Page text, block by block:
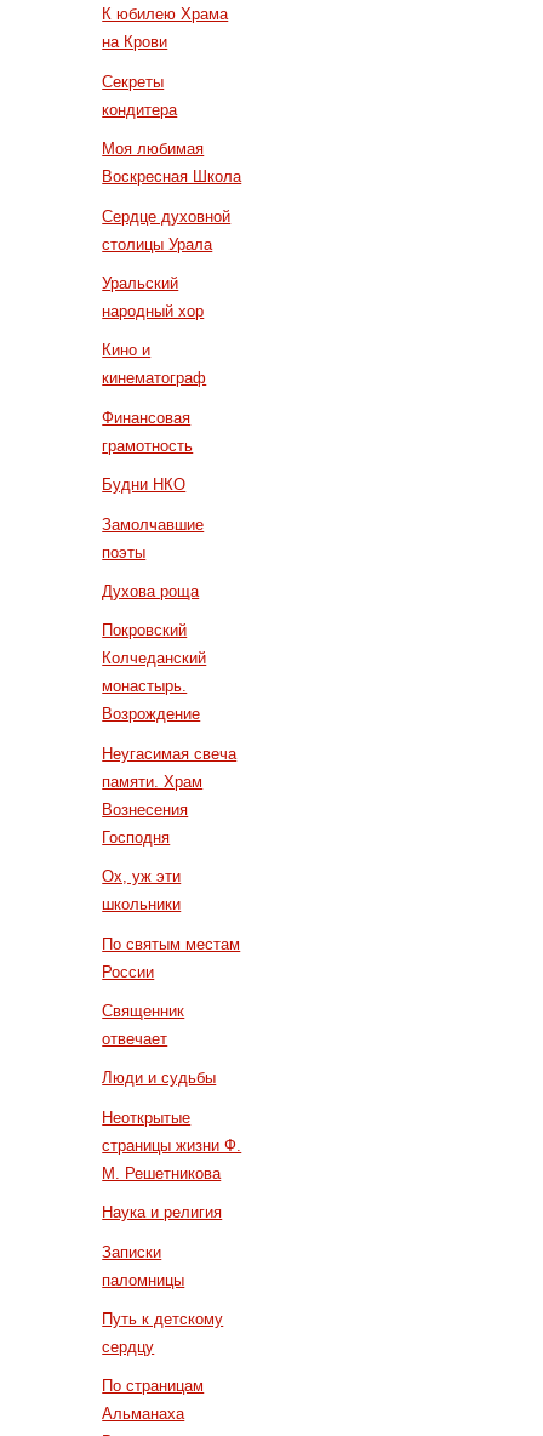
К юбилею Храма
на Крови
Секреты
кондитера
Моя любимая
Воскресная Школа
Сердце духовной
столицы Урала
Уральский
народный хор
Кино и
кинематограф
Финансовая
грамотность
Будни НКО
Замолчавшие
поэты
Духова роща
Покровский
Колчеданский
монастырь.
Возрождение
Неугасимая свеча
памяти. Храм
Вознесения
Господня
Ох, уж эти
школьники
По святым местам
России
Священник
отвечает
Люди и судьбы
Неоткрытые
страницы жизни Ф.
М. Решетникова
Наука и религия
Записки
паломницы
Путь к детскому
сердцу
По страницам
Альманаха